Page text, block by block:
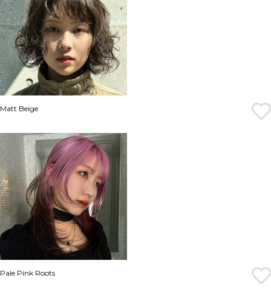
Matt Beige
Pale Pink Roots